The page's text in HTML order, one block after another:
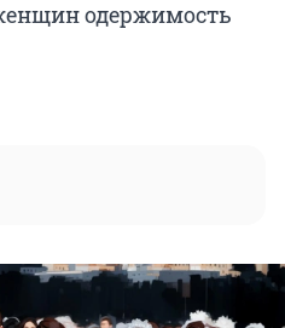
одержимость